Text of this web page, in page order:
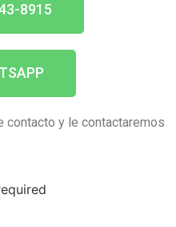
8915
contacto y le contactaremos